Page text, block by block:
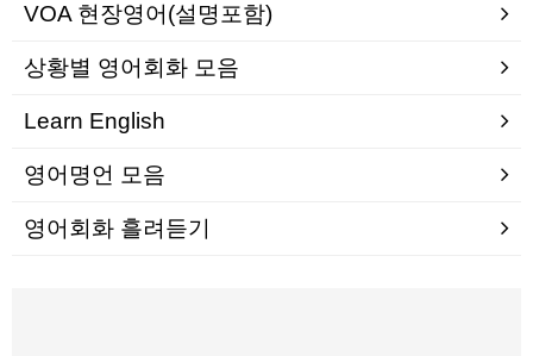
VOA 현장영어(설명포함)
상황별 영어회화 모음
Learn English
영어명언 모음
영어회화 흘려듣기